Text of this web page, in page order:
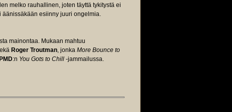
melko rauhallinen, joten täyttä tykitystä ei
äänissäkään esiinny juuri ongelmia.
mainontaa. Mukaan mahtuu
Roger Troutman, jonka More Bounce to
:n You Gots to Chill -jammailussa.